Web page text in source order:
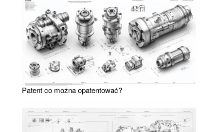
Patent co można opatentować?